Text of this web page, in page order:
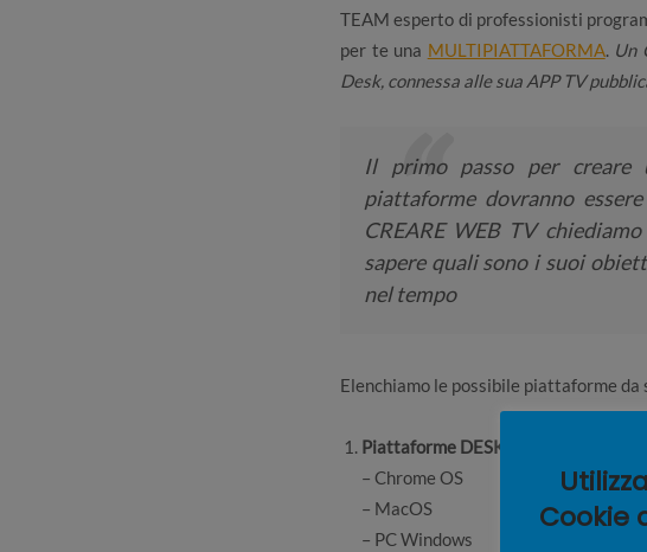
TEAM esperto di professionisti
per te una MULTIPIATTAFORMA. Un
Desk, connessa alle sua APP TV
Il primo passo per creare
piattaforme dovranno
CREARE WEB TV
sapere quali sono i suoi
nel tempo
Elenchiamo le possibile piattaforme
Piattaforme DESK
– Chrome OS
– MacOS
– PC Windows
Cookie